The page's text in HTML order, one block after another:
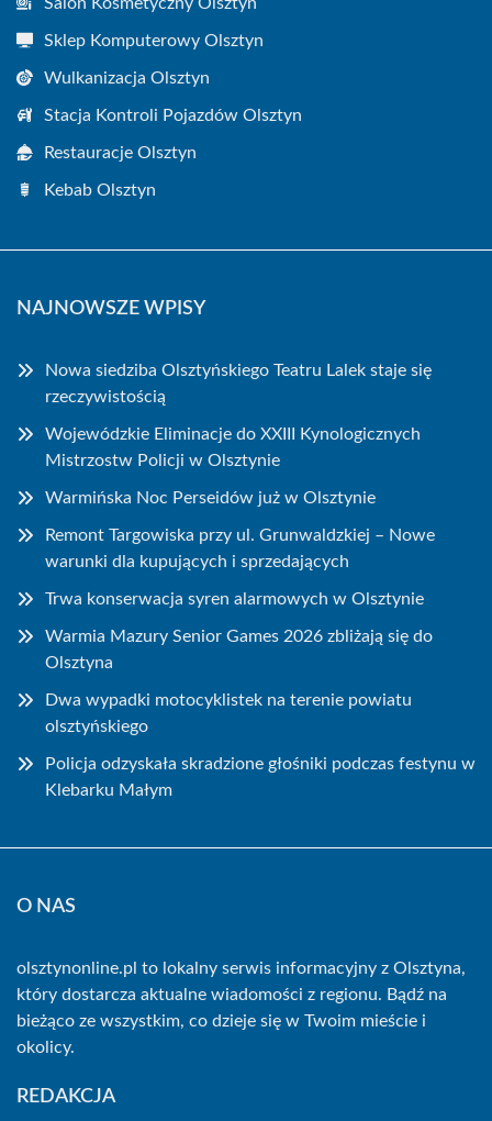
Sklep Komputerowy Olsztyn
Wulkanizacja Olsztyn
Stacja Kontroli Pojazdów Olsztyn
Restauracje Olsztyn
Kebab Olsztyn
NAJNOWSZE WPISY
Nowa siedziba Olsztyńskiego Teatru Lalek staje się
rzeczywistością
Wojewódzkie Eliminacje do XXIII Kynologicznych
Mistrzostw Policji w Olsztynie
Warmińska Noc Perseidów już w Olsztynie
Remont Targowiska przy ul. Grunwaldzkiej – Nowe
warunki dla kupujących i sprzedających
Trwa konserwacja syren alarmowych w Olsztynie
Warmia Mazury Senior Games 2026 zbliżają się do
Olsztyna
Dwa wypadki motocyklistek na terenie powiatu
olsztyńskiego
Policja odzyskała skradzione głośniki podczas festynu w
Klebarku Małym
O NAS
olsztynonline.pl to lokalny serwis informacyjny z Olsztyna,
który dostarcza aktualne wiadomości z regionu. Bądź na
bieżąco ze wszystkim, co dzieje się w Twoim mieście i
okolicy.
REDAKCJA